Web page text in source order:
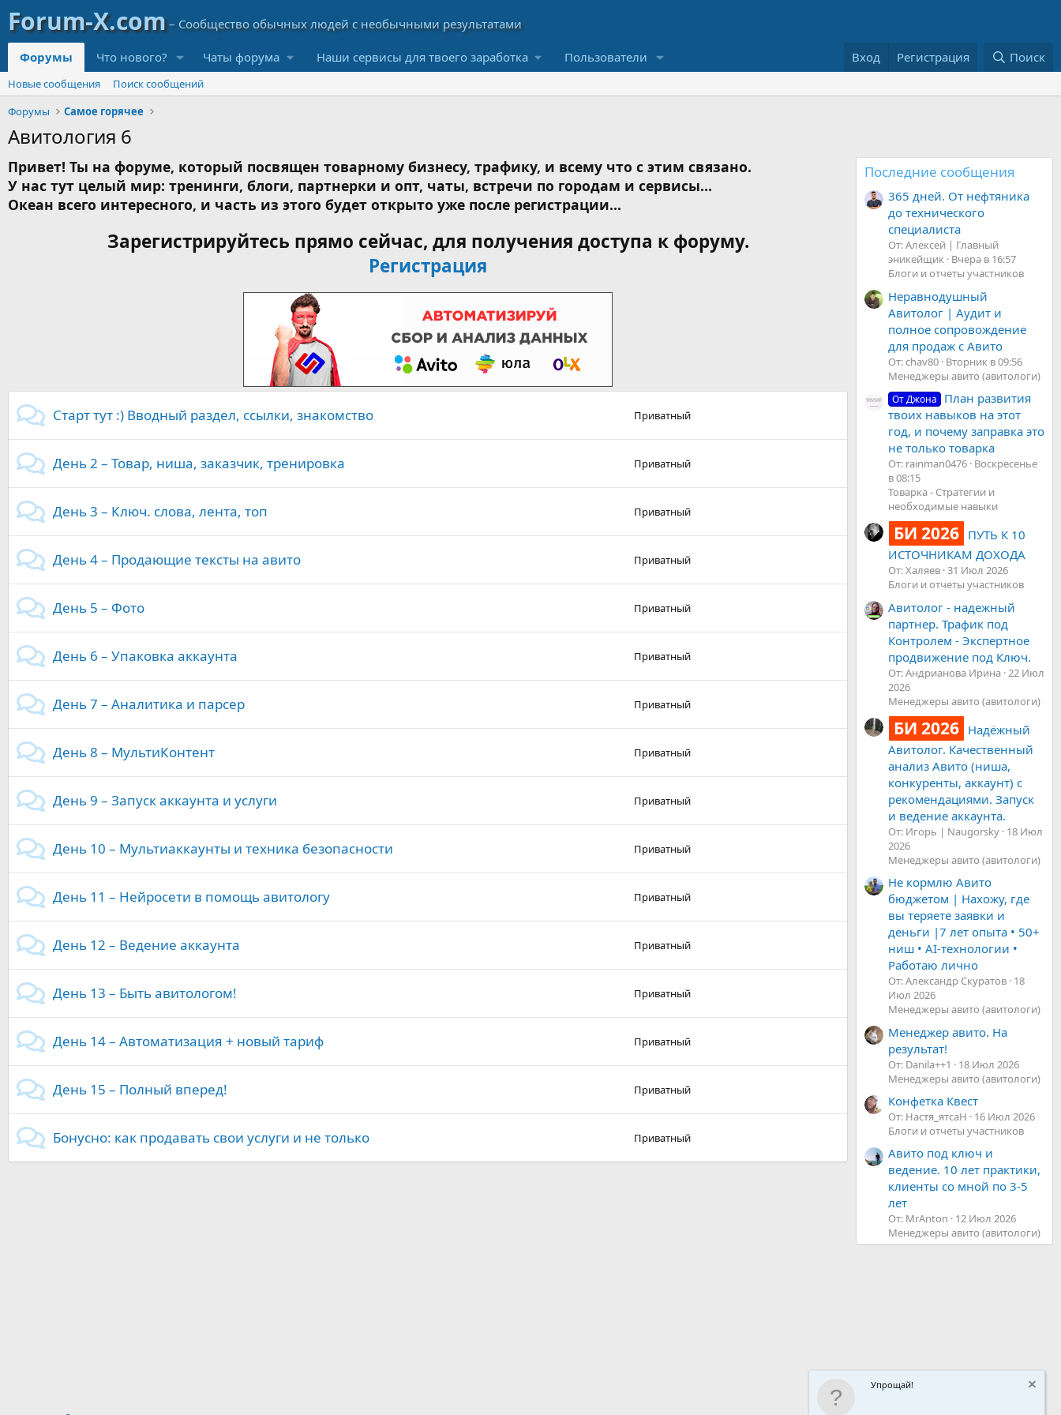
Форумы Что нового? Чаты форума Наши сервисы для твоего заработка Пользователи Вход Регистрация Поиск
Новые сообщения
Поиск сообщений
Форумы
Самое горячее
Авитология 6
Привет! Ты на форуме, который посвящен товарному бизнесу, трафику, и всему что с этим связано.
У нас тут целый мир: тренинги, блоги, партнерки и опт, чаты, встречи по городам и сервисы...
Океан всего интересного, и часть из этого будет открыто уже после регистрации...
Зарегистрируйтесь прямо сейчас, для получения доступа к форуму.
Регистрация
Старт тут :) Вводный раздел, ссылки, знакомство Приватный
День 2 – Товар, ниша, заказчик, тренировка Приватный
День 3 – Ключ. слова, лента, топ Приватный
День 4 – Продающие тексты на авито Приватный
День 5 – Фото Приватный
День 6 – Упаковка аккаунта Приватный
День 7 – Аналитика и парсер Приватный
День 8 – МультиКонтент Приватный
День 9 – Запуск аккаунта и услуги Приватный
День 10 – Мультиаккаунты и техника безопасности Приватный
День 11 – Нейросети в помощь авитологу Приватный
День 12 – Ведение аккаунта Приватный
День 13 – Быть авитологом! Приватный
День 14 – Автоматизация + новый тариф Приватный
День 15 – Полный вперед! Приватный
Бонусно: как продавать свои услуги и не только Приватный
Последние сообщения
365 дней. От нефтяника
до технического
специалиста
От: Алексей | Главный
эникейщик Вчера в 16:57
Блоги и отчеты участников
Неравнодушный
Авитолог | Аудит и
полное сопровождение
для продаж с Авито
От: chav80 Вторник в 09:56
Менеджеры авито (авитологи)
От Джона
План развития
твоих навыков на этот
год, и почему заправка это
не только товарка
От: rainman0476 Воскресенье
в 08:15
Товарка - Стратегии и
необходимые навыки
БИ 2026 ПУТЬ К 10
ИСТОЧНИКАМ ДОХОДА
От: Халяев 31 Июл 2026
Блоги и отчеты участников
Авитолог - надежный
партнер. Трафик под
Контролем - Экспертное
продвижение под Ключ.
От: Андрианова Ирина 22 Июл
2026
Менеджеры авито (авитологи)
БИ 2026 Надёжный
Авитолог. Качественный
анализ Авито (ниша,
конкуренты, аккаунт) с
рекомендациями. Запуск
и ведение аккаунта.
От: Игорь | Naugorsky 18 Июл
2026
Менеджеры авито (авитологи)
Не кормлю Авито
бюджетом | Нахожу, где
вы теряете заявки и
деньги |7 лет опыта • 50+
ниш • AI-технологии •
Работаю лично
От: Александр Скуратов 18
Июл 2026
Менеджеры авито (авитологи)
Менеджер авито. На
результат!
От: Danila++1
18 Июл 2026
Менеджеры авито (авитологи)
Конфетка Квест
От: Настя_ятсаН
16 Июл 2026
Блоги и отчеты участников
Авито под ключ и
ведение. 10 лет практики,
клиенты со мной по 3-5
лет
От: MrAnton
12 Июл 2026
Менеджеры авито (авитологи)
Упрощай!